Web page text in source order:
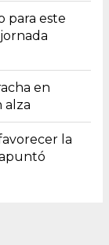
para este
en
alza
la